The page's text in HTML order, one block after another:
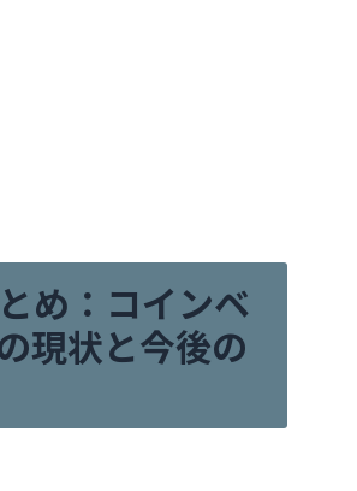
め：コインベ
現状と今後の